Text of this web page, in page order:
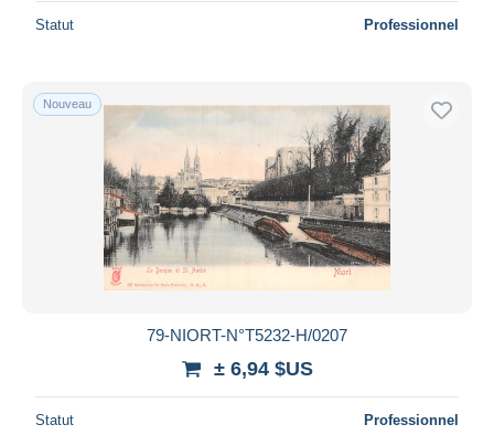
Statut Professionnel
Nouveau
79-NIORT-N°T5232-H/0207
± 6,94 $US
Statut Professionnel